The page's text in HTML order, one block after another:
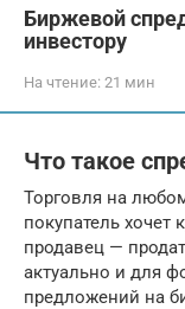
Биржевой
инвестору
На чтение: 21 мин
Что такое
Торговля на
покупатель хочет
продавец —
актуально и для
предложений на